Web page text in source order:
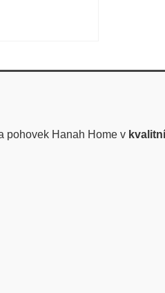
pohovek Hanah Home v